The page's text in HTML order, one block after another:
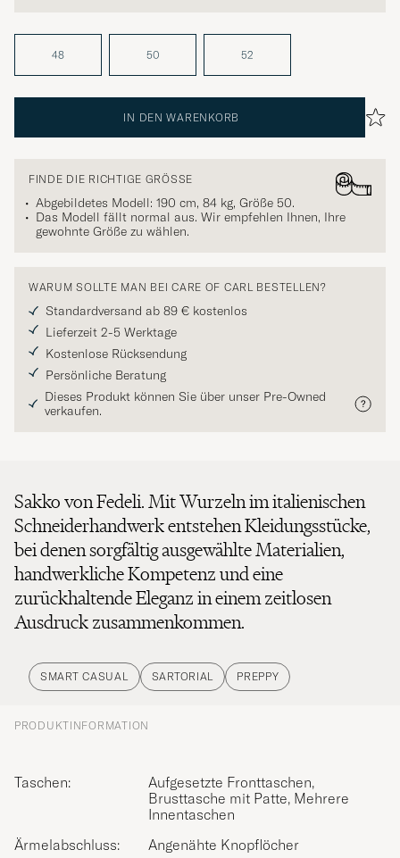
48 50 52
IN DEN WARENKORB
FINDE DIE RICHTIGE GRÖSSE
Abgebildetes Modell: 190 cm, 84 kg, Größe 50.
Das Modell fällt normal aus. Wir empfehlen Ihnen, Ihre
gewohnte Größe zu wählen.
WARUM SOLLTE MAN BEI CARE OF CARL BESTELLEN?
Standardversand ab 89 € kostenlos
Lieferzeit 2-5 Werktage
Kostenlose Rücksendung
Persönliche Beratung
Dieses Produkt können Sie über unser Pre-Owned
verkaufen.
Sakko von Fedeli. Mit Wurzeln im italienischen
Schneiderhandwerk entstehen Kleidungsstücke,
bei denen sorgfältig ausgewählte Materialien,
handwerkliche Kompetenz und eine
zurückhaltende Eleganz in einem zeitlosen
Ausdruck zusammenkommen.
SMART CASUAL SARTORIAL PREPPY
PRODUKTINFORMATION
Taschen:
Aufgesetzte Fronttaschen,
Brusttasche mit Patte, Mehrere
Innentaschen
Ärmelabschluss:
Angenähte Knopflöcher